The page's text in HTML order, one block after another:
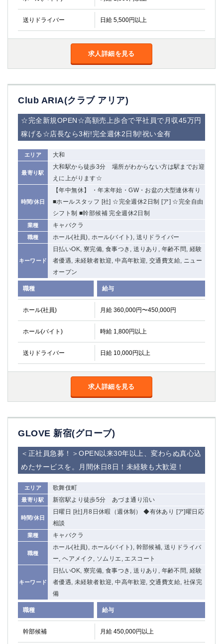
送りドライバー 日給 5,500円以上
求人詳細を見る
Club ARIA(クラブ アリア)
☆完全新規OPEN☆高額売上歩合で平社員で月収45万円
稼げる☆店長なら3桁!完全週休2日制!祝い金有
エリア 大和
最寄り駅
大和駅から徒歩3分 場所がわからない方は駅までお迎
えに上がります☆
時間/休日
【年中無休】 ・年末年始・GW・お盆の大型連休有り
■ホールスタッフ [社] ☆完全週休2日制 [ア] ☆完全自由
シフト制 ■幹部候補 完全週休2日制
業種 キャバクラ
職種 ホール(社員), ホール(バイト), 送りドライバー
キーワード
日払いOK, 寮完備, 食事つき, 送りあり, 年齢不問, 経験
者優遇, 未経験者歓迎, 中高年歓迎, 交通費支給, ニュー
オープン
職種 給与
ホール(社員) 月給 360,000円〜450,000円
ホール(バイト) 時給 1,800円以上
送りドライバー 日給 10,000円以上
求人詳細を見る
GLOVE 新宿(グローブ)
＜正社員急募！＞OPEN以来30年以上、変わらぬ真心込
めたサービスを。月間休日8日！未経験も大歓迎！
エリア 歌舞伎町
最寄り駅 新宿駅より徒歩5分 あづま通り沿い
時間/休日
日曜日 [社]月8日休暇（週休制） ◆有休あり [ア]曜日応
相談
業種 キャバクラ
職種
ホール(社員), ホール(バイト), 幹部候補, 送りドライバ
ー, ヘアメイク, ソムリエ, エスコート
キーワード
日払いOK, 寮完備, 食事つき, 送りあり, 年齢不問, 経験
者優遇, 未経験者歓迎, 中高年歓迎, 交通費支給, 社保完
備
職種 給与
幹部候補 月給 450,000円以上